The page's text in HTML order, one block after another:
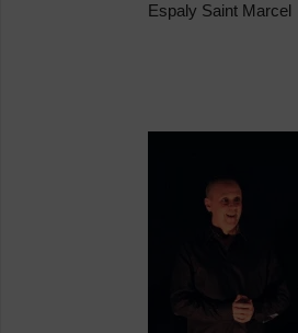
Espaly Saint Marcel